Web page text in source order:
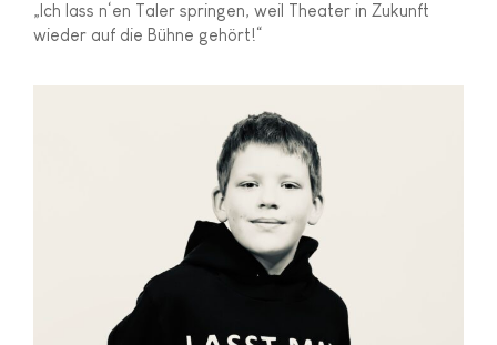
„Ich lass n‘en Taler springen, weil Theater in Zukunft
wieder auf die Bühne gehört!“